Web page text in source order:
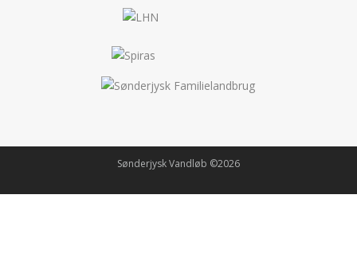
Sønderjysk Vandløb ©2026